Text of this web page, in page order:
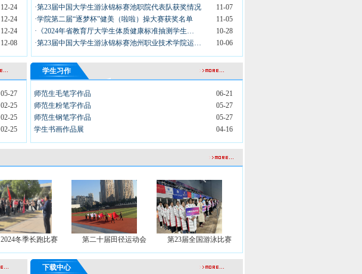
12-24
12-24
12-24
12-08
·第23届中国大学生游泳锦标赛池职院代表队获奖情况
11-07
·学院第二届“逐梦杯”健美（啦啦）操大赛获奖名单
11-05
·《2024年省教育厅大学生体质健康标准抽测学生…
10-28
·第23届中国大学生游泳锦标赛池州职业技术学院运…
10-06
05-27
02-25
02-25
02-25
学生习作
师范生毛笔字作品
06-21
师范生粉笔字作品
05-27
师范生钢笔字作品
05-27
学生书画作品展
04-16
2024冬季长跑比赛 第二十届田径运动会 第23届全国游泳比赛
下载中心